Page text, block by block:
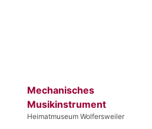
Mechanisches
Musikinstrument
Heimatmuseum Wolfersweiler